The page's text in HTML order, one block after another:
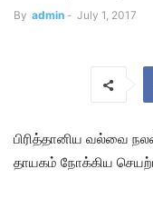
By admin - July 1, 2017
பிரித்தானிய வல்வை
தாயகம் நோக்கிய